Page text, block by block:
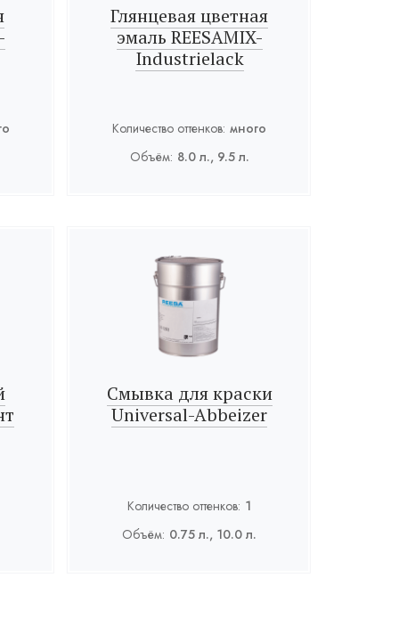
Глянцевая цветная
эмаль REESAMIX-
Industrielack
Количество оттенков: много
Объём: 8.0 л., 9.5 л.
Смывка для краски
Universal-Abbeizer
Количество оттенков: 1
Объём: 0.75 л., 10.0 л.